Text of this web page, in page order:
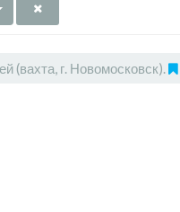
(вахта, г. Новомосковск).